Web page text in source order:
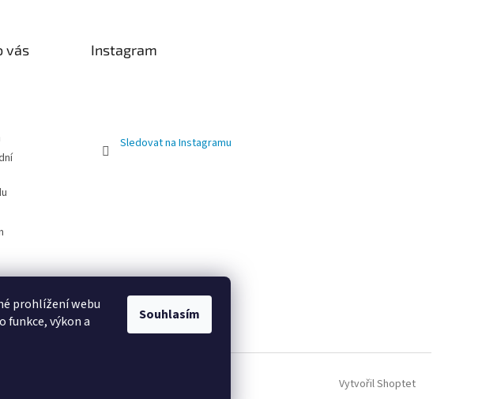
prohlížení webu
funkce, výkon a
Souhlasím
vás Instagram
Sledovat na Instagramu
Vytvořil Shoptet